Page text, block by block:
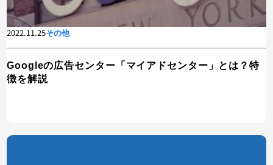
2022.11.25その他
Googleの広告センター「マイアドセンター」とは？特
徴を解説